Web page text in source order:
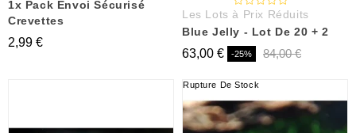
1x Pack Envoi Sécurisé
Crevettes
2,99 €
Les Lots à Prix Réduits
Blue Jelly - Lot De 20 + 2
63,00 € -25% 84,00 €
Rupture De Stock